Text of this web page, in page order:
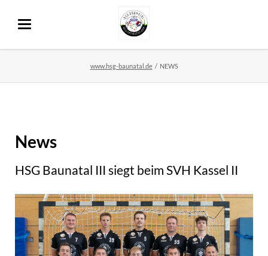
www.hsg-baunatal.de NEWS
News
HSG Baunatal III siegt beim SVH Kassel II